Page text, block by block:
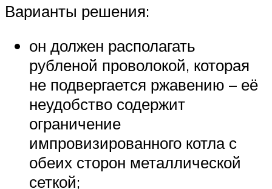
Варианты решения:
он должен располагать
рубленой проволокой, которая
не подвергается ржавению – её
неудобство содержит
ограничение
импровизированного котла с
обеих сторон металлической
сеткой;